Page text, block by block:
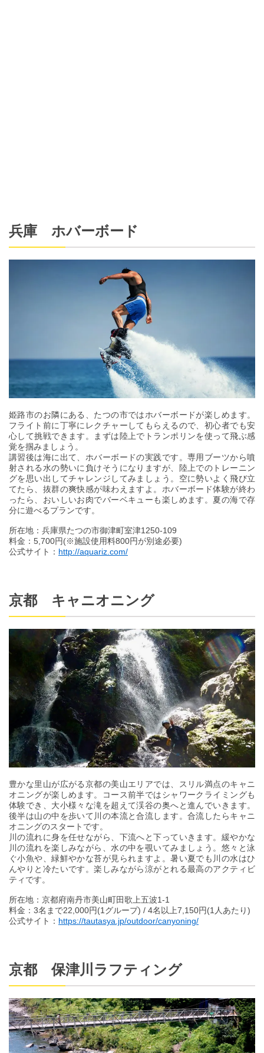
兵庫 ホバーボード
姫路市のお隣にある、たつの市ではホバーボードが楽しめます。
フライト前に丁寧にレクチャーしてもらえるので、初心者でも安
心して挑戦できます。まずは陸上でトランポリンを使って飛ぶ感
覚を掴みましょう。
講習後は海に出て、ホバーボードの実践です。専用ブーツから噴
射される水の勢いに負けそうになりますが、陸上でのトレーニン
グを思い出してチャレンジしてみましょう。空に勢いよく飛び立
てたら、抜群の爽快感が味わえますよ。ホバーボード体験が終わ
ったら、おいしいお肉でバーベキューも楽しめます。夏の海で存
分に遊べるプランです。
所在地：兵庫県たつの市御津町室津1250-109
料金：5,700円(※施設使用料800円が別途必要)
公式サイト： http://aquariz.com/
京都 キャニオニング
豊かな里山が広がる京都の美山エリアでは、スリル満点のキャニ
オニングが楽しめます。コース前半ではシャワークライミングも
体験でき、大小様々な滝を超えて渓谷の奥へと進んでいきます。
後半は山の中を歩いて川の本流と合流します。合流したらキャニ
オニングのスタートです。
川の流れに身を任せながら、下流へと下っていきます。緩やかな
川の流れを楽しみながら、水の中を覗いてみましょう。悠々と泳
ぐ小魚や、緑鮮やかな苔が見られますよ。暑い夏でも川の水はひ
んやりと冷たいです。楽しみながら涼がとれる最高のアクティビ
ティです。
所在地：京都府南丹市美山町田歌上五波1-1
料金：3名まで22,000円(1グループ) / 4名以上7,150円(1人あたり)
公式サイト： https://tautasya.jp/outdoor/canyoning/
京都 保津川ラフティング